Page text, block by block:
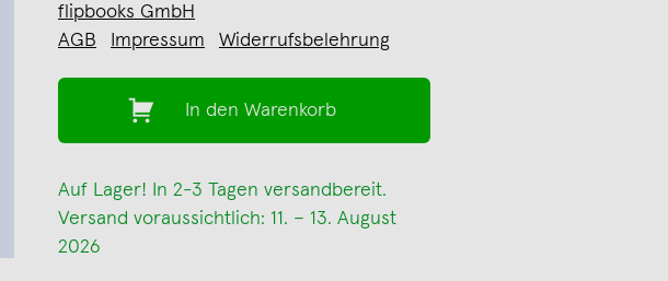
flipbooks GmbH
AGB
Impressum Widerrufsbelehrung
In den Warenkorb
Auf Lager! In 2-3 Tagen versandbereit.
Versand voraussichtlich: 11. – 13. August
2026